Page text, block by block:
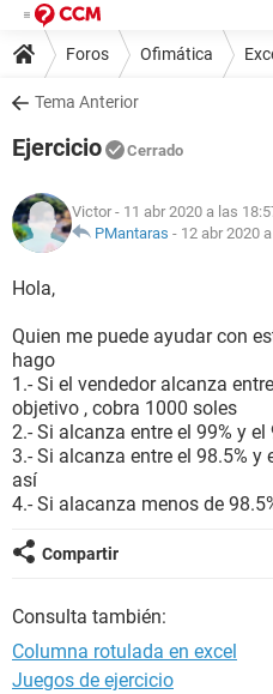
Foros Ofimática
Tema Anterior
Ejercicio Cerrado
Victor - 11 abr 2020 a las
PMantaras - 12 abr 2020
Hola,
Quien me puede ayudar con
hago
1.- Si el vendedor alcanza
objetivo , cobra 1000 soles
2.- Si alcanza entre el 99% y
3.- Si alcanza entre el 98.5% y
así
4.- Si alacanza menos de
Compartir
Consulta también:
Columna rotulada en excel
Juegos de ejercicio